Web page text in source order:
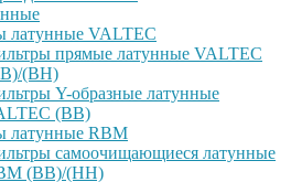
латунные VALTEC
прямые латунные VALTEC
(ВН)
Y-образные латунные
(ВВ)
латунные RBM
самоочищающиеся латунные
(ВВ)/(НН)